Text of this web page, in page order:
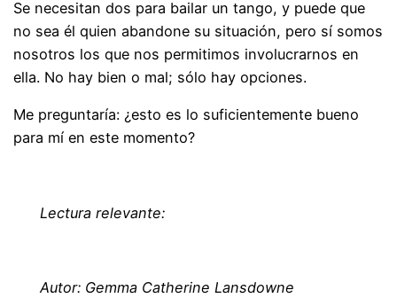
Se necesitan dos para bailar un tango, y puede que
no sea él quien abandone su situación, pero sí somos
nosotros los que nos permitimos involucrarnos en
ella. No hay bien o mal; sólo hay opciones.
Me preguntaría: ¿esto es lo suficientemente bueno
para mí en este momento?
Lectura relevante:
Autor: Gemma Catherine Lansdowne